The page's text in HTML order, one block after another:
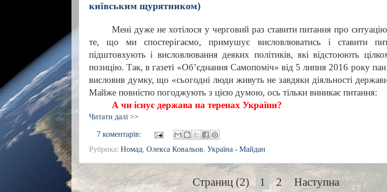
київським щурятником)
Мені дуже не хотілося у черговий раз ставити питання про ситуацію
те, що ми спостерігаємо, примушує висловлюватись і ставити
підштовхують і висловлювання деяких політиків, які відстоюють
позицію. Так, в газеті «Об’єднання Самопоміч» від 5 липня 2016 року
висловив думку, що «сьогодні люди живуть не завдяки діяльності
Майже повністю погоджують з цією думою, ось тільки виникає питання:
А чи існує держава на теренах України?
Читати далі >>
7 коментарів:
Рубрика: Номад, Олекса Ковальов, Україна - Майдан
Страниц (2) 1 2 Наступна